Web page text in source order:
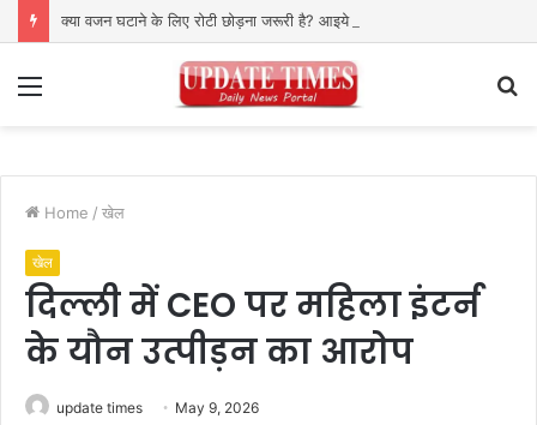
Home / खेल
खेल
दिल्ली में CEO पर महिला इंटर्न
के यौन उत्पीड़न का आरोप
update times May 9, 2026